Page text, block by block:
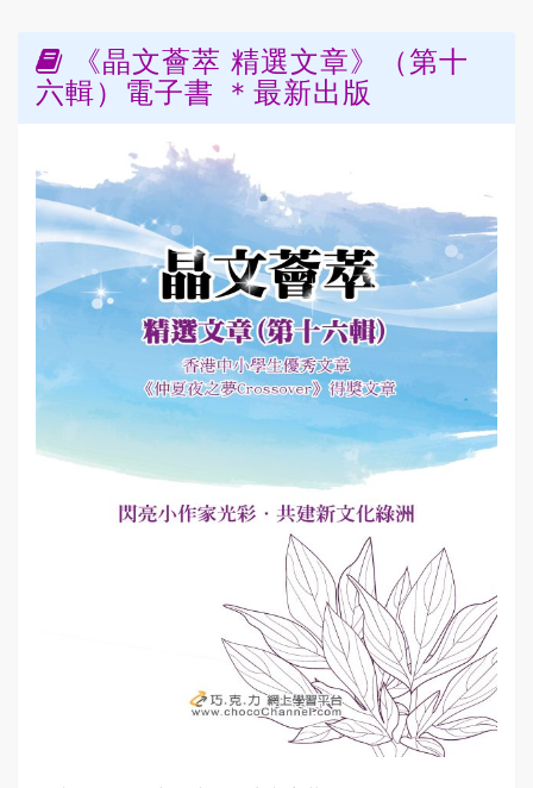
《晶文薈萃 精選文章》（第十
六輯）電子書 ＊最新出版